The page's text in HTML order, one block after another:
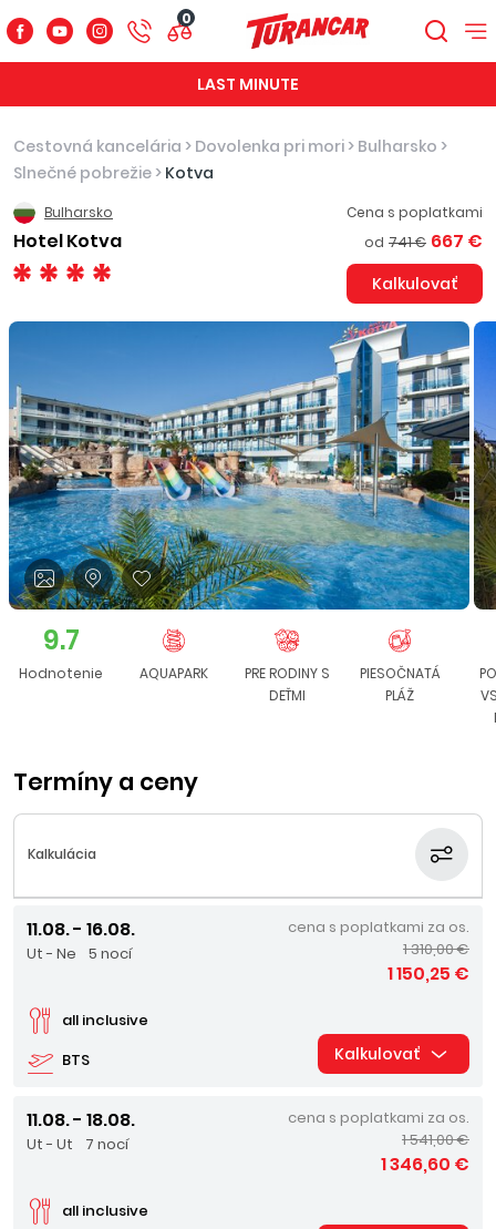
0
LAST MINUTE
Cestovná kancelária > Dovolenka pri mori > Bulharsko >
Slnečné pobrežie > Kotva
Bulharsko
Hotel Kotva
Cena s poplatkami
od 741 € 667 €
Kalkulovať
9.7
Hodnotenie AQUAPARK
PRE RODINY S
DEŤMI
PIESOČNATÁ
PLÁŽ
Termíny a ceny
Kalkulácia
11.08. - 16.08.
Ut - Ne 5 nocí
BTS
all inclusive
cena s poplatkami za os.
1 310,00 €
1 150,25 €
Kalkulovať
11.08. - 18.08.
Ut - Ut 7 nocí
all inclusive
cena s poplatkami za os.
1 541,00 €
1 346,60 €